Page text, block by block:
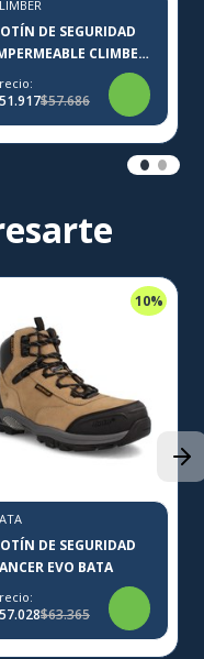
DE SEGURIDAD
CLIMBER
MUJER
$57.686
10%
DE SEGURIDAD
EVO BATA
$63.365